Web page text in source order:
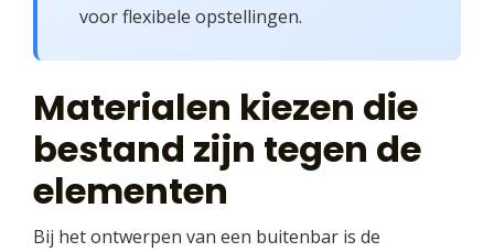
voor flexibele opstellingen.
Materialen kiezen die
bestand zijn tegen de
elementen
Bij het ontwerpen van een buitenbar is de